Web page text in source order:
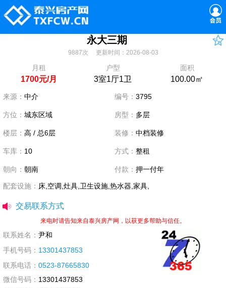
永大三期
9887次 更新时间：2026-08-03
月租
1700元/月
户型
3室1厅1卫
面积
100.00㎡
来源： 中介 编号： 3795
方位： 城东区域 房型： 多层
楼层： 高 / 总6层 装修： 中档装修
车库： 10 方式： 整租
朝向： 朝南 付款： 押一付年
配套设施： 床,空调,灶具,卫生设施,热水器,家具,
交易联系方式
来电时请告知来自泰兴房产网，以获更多帮助与信任。
联系姓名： 尹和
手机号码： 13301437853
联系电话： 0523-87665830
微信号码： 13301437853